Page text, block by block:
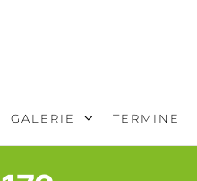
GALERIE TERMINE